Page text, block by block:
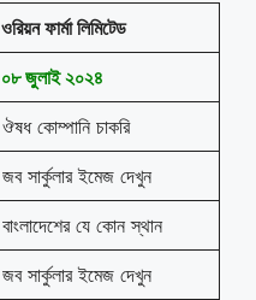
ওরিয়ন ফার্মা লিমিটেড
০৮ জুলাই ২০২৪
ঔষধ কোম্পানি চাকরি
জব সার্কুলার ইমেজ দেখুন
বাংলাদেশের যে কোন স্থান
জব সার্কুলার ইমেজ দেখুন